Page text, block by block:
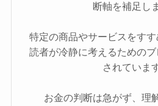
断軸を補足し
特定の商品やサービスをすす
読者が冷静に考えるための
されていま
お金の判断は急がず、理